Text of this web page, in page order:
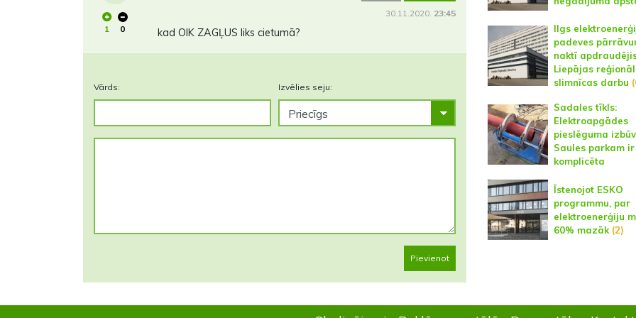
1 0
30.11.2020. 23:45
kad OIK ZAGĻUS liks cietumā?
Vārds: Izvēlies seju:
Pievienot
Ilgs
padeves
naktī
Liepājas
slimnīcas darbu
Sadales tīkls:
Elektroapgādes
pieslēguma
Saules parkam ir
komplicēta
Īstenojot ESKO
programmu, par
elektroenerģiju
60% mazāk(2)